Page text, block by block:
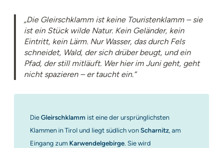
„Die Gleirschklamm ist keine Touristenklamm – sie
ist ein Stück wilde Natur. Kein Geländer, kein
Eintritt, kein Lärm. Nur Wasser, das durch Fels
schneidet, Wald, der sich drüber beugt, und ein
Pfad, der still mitläuft. Wer hier im Juni geht, geht
nicht spazieren – er taucht ein.“
DieGleirschklamm ist eine der ursprünglichsten
Klammen in Tirol und liegt südlich vonScharnitz, am
Eingang zum Karwendelgebirge. Sie wird